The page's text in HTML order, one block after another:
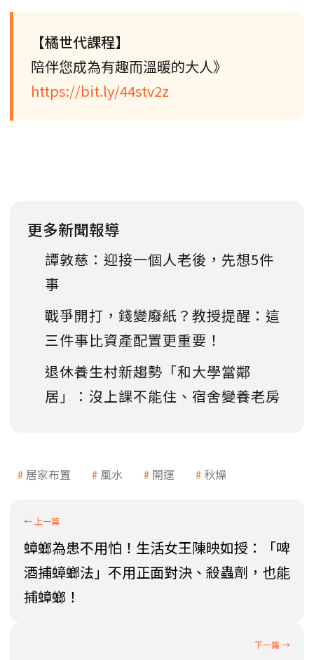
【橘世代課程】
陪伴您成為有趣而溫暖的大人》
https://bit.ly/44stv2z
更多新聞報導
譚敦慈：迎接一個人老後，先想5件
事
戰爭開打，錢變廢紙？教授提醒：這
三件事比資產配置更重要！
退休養生村新趨勢「和大學當鄰
居」：沒上課不能住、宿舍變養老房
居家布置 風水 開運 秋燥
蟑螂為患不用怕！生活女王陳映如授：「啤
酒捕蟑螂法」不用正面對決、殺蟲劑，也能
捕蟑螂！